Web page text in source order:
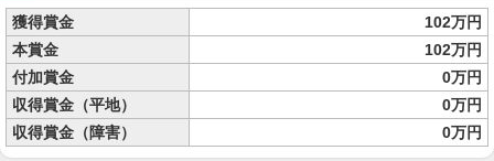
獲得賞金
102万円
本賞金
102万円
付加賞金
0万円
収得賞金（平地）
0万円
収得賞金（障害）
0万円